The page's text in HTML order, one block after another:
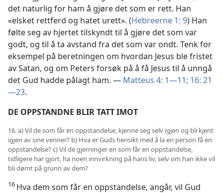
det naturlig for ham å gjøre det som er rett. Han
«elsket rettferd og hatet urett». (Hebreerne 1: 9) Han
følte seg av hjertet tilskyndt til å gjøre det som var
godt, og til å ta avstand fra det som var ondt. Tenk for
eksempel på beretningen om hvordan Jesus ble fristet
av Satan, og om Peters forsøk på å få Jesus til å unngå
det Gud hadde pålagt ham. — Matteus 4: 1—11; 16: 21
—23.
DE OPPSTANDNE BLIR TATT IMOT
16. a) Vil de som får en oppstandelse, kjenne seg selv igjen og bli kjent
igjen av sine venner? b) Hva er Guds hensikt med å la en person få en
oppstandelse? c) Vil de gjerninger en som får en oppstandelse,
tidligere har gjort, ha noen innvirkning på hans liv, selv om han ikke vil
bli dømt på grunn av dem?
16 Hva dem som får en oppstandelse, angår, vil Gud